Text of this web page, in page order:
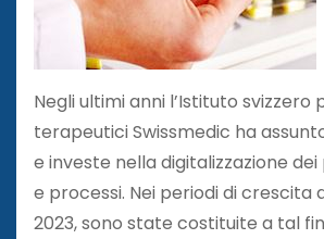
Negli ultimi anni l’Istituto svizzero
terapeutici Swissmedic ha
e investe nella digitalizzazione
e processi. Nei periodi di crescita
2023, sono state costituite a tal